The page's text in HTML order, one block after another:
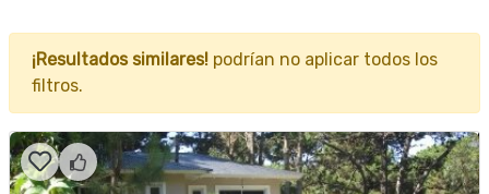
¡Resultados similares! podrían no aplicar todos los
filtros.